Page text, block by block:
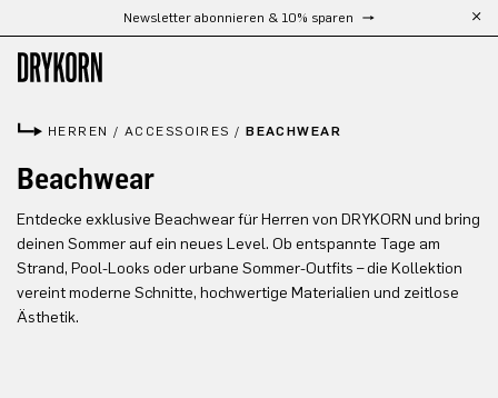
Zum Hauptinhalt springenNewsletter abonnieren & 10% sparen
HERREN / ACCESSOIRES /BEACHWEAR
Beachwear
Entdecke exklusive Beachwear für Herren von DRYKORN und bring
deinen Sommer auf ein neues Level. Ob entspannte Tage am
Strand, Pool-Looks oder urbane Sommer-Outfits – die Kollektion
vereint moderne Schnitte, hochwertige Materialien und zeitlose
Ästhetik.